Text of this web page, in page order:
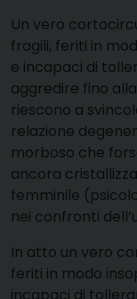
Un vero
fragili, feriti in
e incapaci di
aggredire fino
riescono a
relazione
morboso che
ancora
femminile
nei confronti
In atto un vero
feriti in modo